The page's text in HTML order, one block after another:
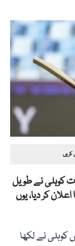
کریں
کوہلی نے طویل
کر دیا، یوں
کوہلی نے لکھا